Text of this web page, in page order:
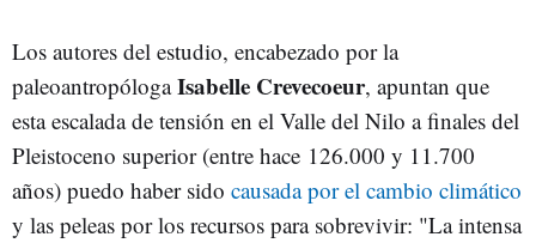
Los autores del estudio, encabezado por la
paleoantropólogaIsabelle Crevecoeur, apuntan que
esta escalada de tensión en el Valle del Nilo a finales del
Pleistoceno superior (entre hace 126.000 y 11.700
años) puedo haber sido causada por el cambio climático
y las peleas por los recursos para sobrevivir: "La intensa